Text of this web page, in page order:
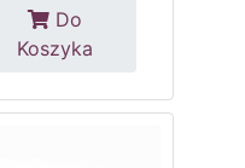
Do
Koszyka